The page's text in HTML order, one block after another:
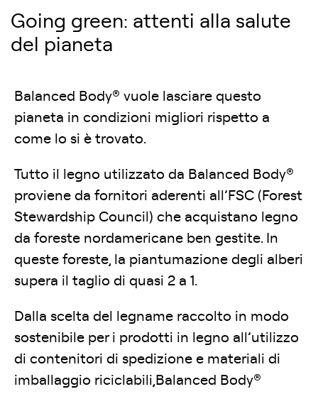
Going green: attenti alla salute
del pianeta
Balanced Body® vuole lasciare questo
pianeta in condizioni migliori rispetto a
come lo si è trovato.
Tutto il legno utilizzato da Balanced Body®
proviene da fornitori aderenti all’FSC (Forest
Stewardship Council) che acquistano legno
da foreste nordamericane ben gestite. In
queste foreste, la piantumazione degli alberi
supera il taglio di quasi 2 a 1.
Dalla scelta del legname raccolto in modo
sostenibile per i prodotti in legno all’utilizzo
di contenitori di spedizione e materiali di
imballaggio riciclabili,Balanced Body®